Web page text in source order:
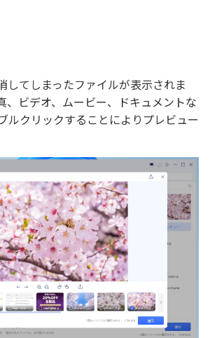
してしまったファイルが表示されま
、ビデオ、ムービー、ドキュメントな
ルクリックすることによりプレビュー